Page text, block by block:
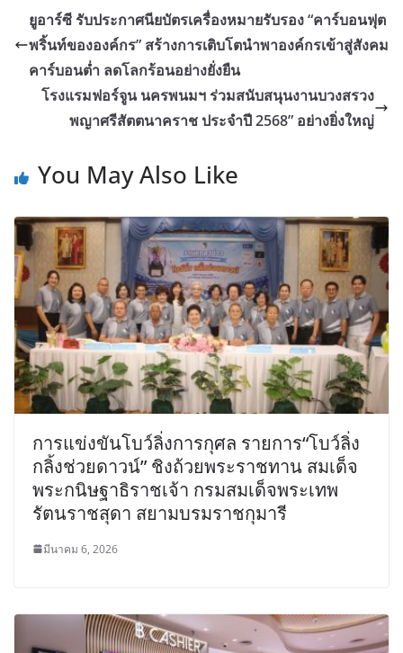
ยูอาร์ซี รับประกาศนียบัตรเครื่องหมายรับรอง “คาร์บอนฟุต
พริ้นท์ขององค์กร” สร้างการเติบโตนำพาองค์กรเข้าสู่สังคม
คาร์บอนต่ำ ลดโลกร้อนอย่างยั่งยืน
โรงแรมฟอร์จูน นครพนมฯ ร่วมสนับสนุนงานบวงสรวง
พญาศรีสัตตนาคราช ประจำปี 2568” อย่างยิ่งใหญ่
You May Also Like
การแข่งขันโบว์ลิ่งการกุศล รายการ“โบว์ลิ่ง
กลิ้งช่วยดาวน์” ชิงถ้วยพระราชทาน สมเด็จ
พระกนิษฐาธิราชเจ้า กรมสมเด็จพระเทพ
รัตนราชสุดา สยามบรมราชกุมารี
มีนาคม 6, 2026